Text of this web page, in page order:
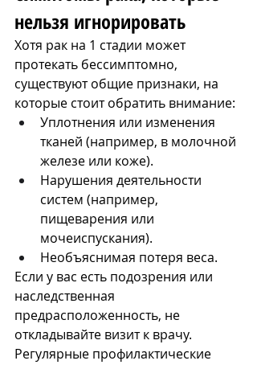
нельзя игнорировать
Хотя рак на 1 стадии может
протекать бессимптомно,
существуют общие признаки, на
которые стоит обратить внимание:
Уплотнения или изменения
тканей (например, в молочной
железе или коже).
Нарушения деятельности
систем (например,
пищеварения или
мочеиспускания).
Необъяснимая потеря веса.
Если у вас есть подозрения или
наследственная
предрасположенность, не
откладывайте визит к врачу.
Регулярные профилактические